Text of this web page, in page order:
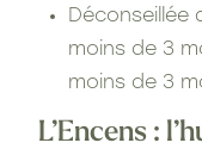
Déconseillée
moins de 3
moins de 3
L’Encens :